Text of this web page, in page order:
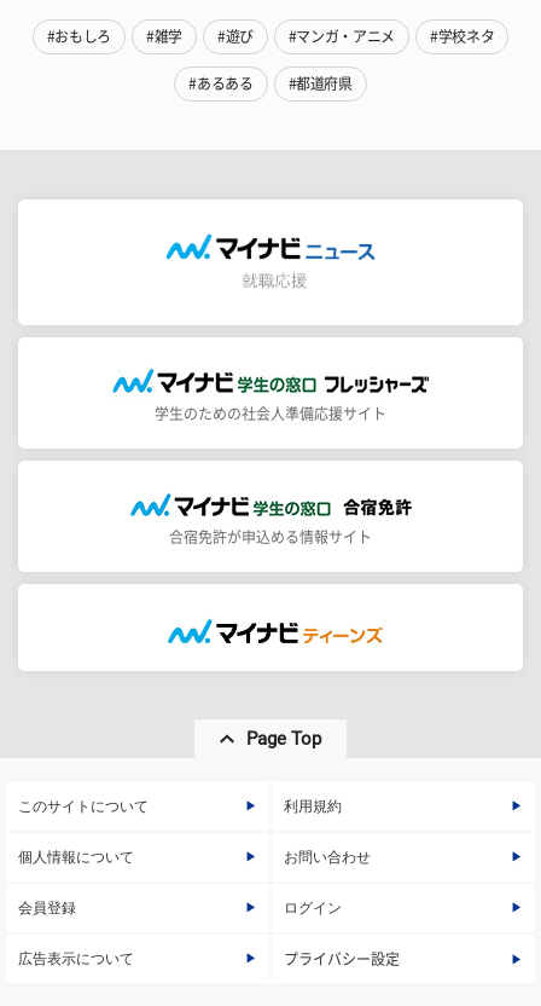
#おもしろ #雑学 #遊び #マンガ・アニメ #学校ネタ
#あるある #都道府県
学生のための社会人準備応援サイト
合宿免許が申込める情報サイト
Page Top
このサイトについて 利用規約
個人情報について お問い合わせ
会員登録 ログイン
広告表示について プライバシー設定